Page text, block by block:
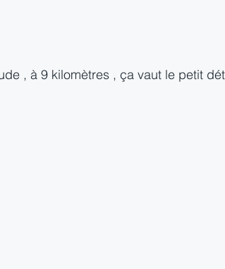
, à 9 kilomètres , ça vaut le petit